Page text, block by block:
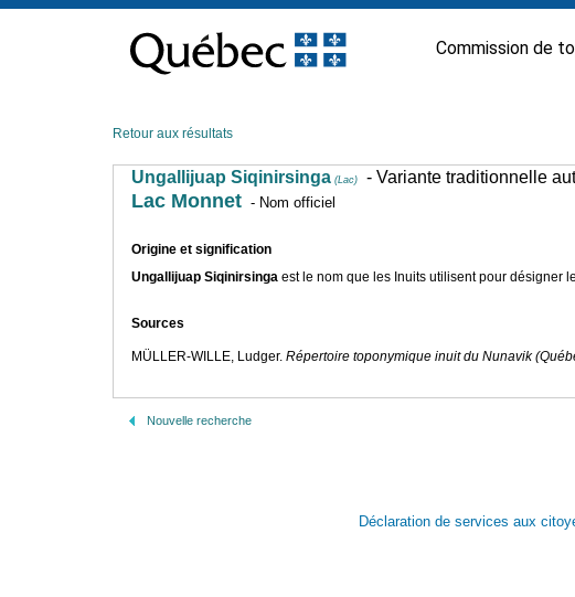
contenu
Commission de
Retour aux résultats
Ungallijuap Siqinirsinga (Lac) - Variante traditionnelle
Lac Monnet - Nom officiel
Origine et signification
Ungallijuap Siqinirsinga est le nom que les Inuits utilisent pour désigner
Sources
MÜLLER-WILLE, Ludger. Répertoire toponymique inuit du Nunavik
Nouvelle recherche
Déclaration de services aux